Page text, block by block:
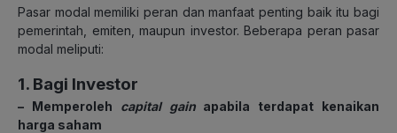
Pasar modal memiliki peran dan manfaat penting baik itu bagi
pemerintah, emiten, maupun investor. Beberapa peran pasar
modal meliputi:
1. Bagi Investor
– Memperoleh capital gainapabila terdapat kenaikan
harga saham